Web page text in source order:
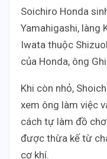
Soichiro Honda
Yamahigashi, làng
Iwata thuộc
của Honda, ông
Khi còn nhỏ,
xem ông làm việc
cách tự làm đồ
được thừa kế từ
cơ khí.